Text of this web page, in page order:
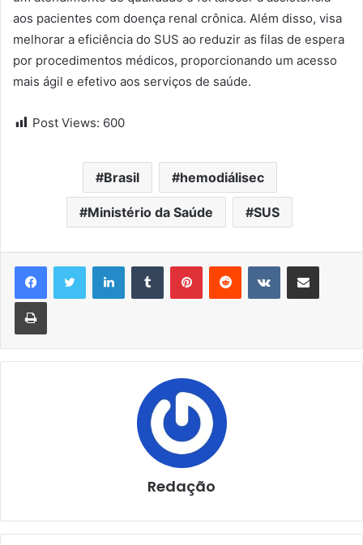
aos pacientes com doença renal crônica. Além disso, visa
melhorar a eficiência do SUS ao reduzir as filas de espera
por procedimentos médicos, proporcionando um acesso
mais ágil e efetivo aos serviços de saúde.
Post Views: 600
Brasil hemodiálisec
Ministério da Saúde SUS
LinkedinTumblr PinterestReddit VK Compartilhar via e-mail
Imprimir
Redação